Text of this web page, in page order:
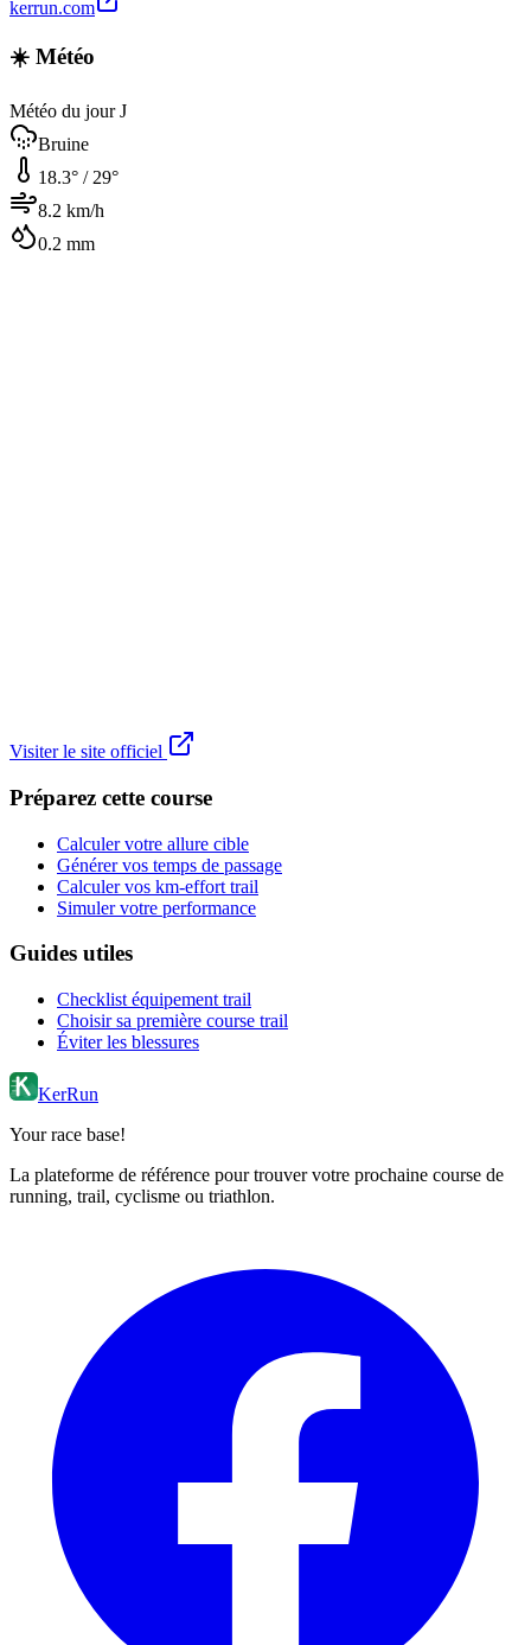
kerrun.com
☀️ Météo
Météo du jour J
Bruine
18.3° / 29°
8.2 km/h
0.2 mm
Visiter le site officiel
Préparez cette course
Calculer votre allure cible
Générer vos temps de passage
Calculer vos km-effort trail
Simuler votre performance
Guides utiles
Checklist équipement trail
Choisir sa première course trail
Éviter les blessures
KerRun
Your race base!
La plateforme de référence pour trouver votre prochaine course de
running, trail, cyclisme ou triathlon.